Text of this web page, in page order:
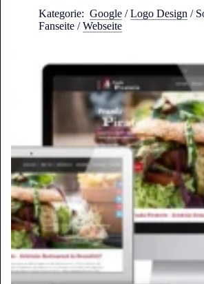
Kategorie: Google /Logo Design /
Fanseite /Webseite